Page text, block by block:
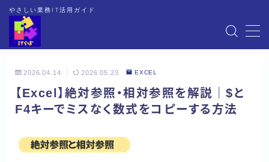
やさしい業務IT活用ガイド
MENU
EXCEL
WORD
2026.04.14 2026.05.23 EXCEL
【Excel】絶対参照・相対参照を解説｜$と
F4キーでミスなく数式をコピーする方法